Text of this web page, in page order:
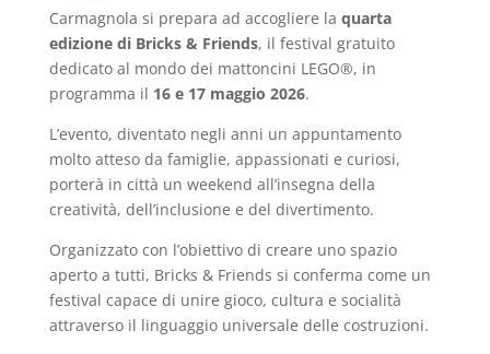
Carmagnola si prepara ad accogliere la quarta
edizione di Bricks & Friends, il festival gratuito
dedicato al mondo dei mattoncini LEGO®, in
programma il 16 e 17 maggio 2026.
L’evento, diventato negli anni un appuntamento
molto atteso da famiglie, appassionati e curiosi,
porterà in città un weekend all’insegna della
creatività, dell’inclusione e del divertimento.
Organizzato con l’obiettivo di creare uno spazio
aperto a tutti, Bricks & Friends si conferma come un
festival capace di unire gioco, cultura e socialità
attraverso il linguaggio universale delle costruzioni.